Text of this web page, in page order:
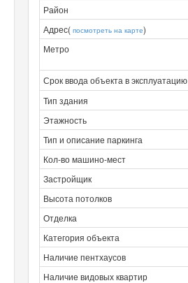
Район
Адрес( посмотреть на карте)
Метро
Срок ввода объекта в эксплуатацию
Тип здания
Этажность
Тип и описание паркинга
Кол-во машино-мест
Застройщик
Высота потолков
Отделка
Категория объекта
Наличие пентхаусов
Наличие видовых квартир